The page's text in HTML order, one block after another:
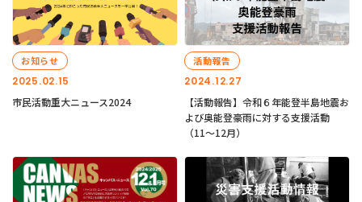
2025.02.15
お知らせ
市民活動重大ニュース2024
2024.12.27
活動報告
【活動報告】令和６年能登半島地震お
よび奥能登豪雨に対する支援活動
（11〜12月）